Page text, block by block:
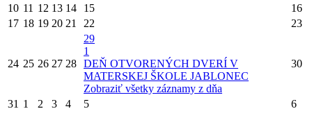
10 11 12 13 14 15
16
17 18 19 20 21 22 23
24 25 26 27 28
29
1
DEŇ OTVORENÝCH DVERÍ V
MATERSKEJ ŠKOLE JABLONEC
Zobraziť všetky záznamy z dňa
30
31 1 2 3 4 5 6